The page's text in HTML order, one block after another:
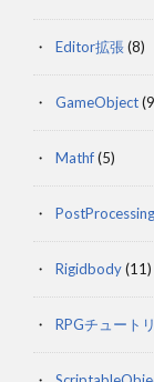
Editor拡張(8)
GameObject
Mathf(5)
PostProcessing
Rigidbody(11)
RPGチュート